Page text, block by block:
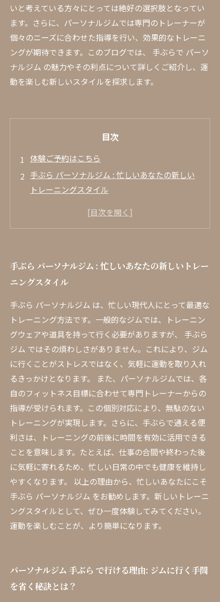
いと考えている方々にとっては絶好の選択肢となってい
ます。さらに、パーソナルジムでは専門のトレーナーが
個々のニーズに合わせた指導を行い、効果的なトレーニ
ングが期待できます。このブログでは、 手ぶらで パーソ
ナルジム の魅力やその利点について詳しくご紹介し、運
動を楽しむ新しいスタイルを探求します。
目次
体験ご予約はこちら
手ぶら パーソナルジム : 忙しいあなたの新しい
トレーニングスタイル
パーソナルジム 手ぶら で行ける理由: ジムに行
く手間を省く秘訣とは？
専門トレーナーとの出会い: あなたにぴったりの
指導スタイル
運動を始める第一歩: 手ぶらで通えるジムが成功
の鍵
フィットネスの楽しみを再発見: 手ぶらで気軽に
体験！
手ぶらでパーソナルジムを楽しむ理由とその結
果
手ぶら パーソナルジム : 忙しいあなたの新しいトレー
ニングスタイル
手ぶら パーソナルジム は、忙しい現代人にとって最適な
トレーニング方法です。一般的なジムでは、トレーニン
グウェアや道具を持って行く必要がありますが、 手ぶら
ジム ではその煩わしさがありません。これにより、ジム
に行くことがストレスではなく、気軽に運動を取り入れ
るきっかけとなります。 また、パーソナルジムでは、各
自のフィットネス目標に合わせて専門トレーナーからの
指導が受けられます。この個別対応により、無駄のない
トレーニングが実現します。さらに、手ぶらで通える便
利さは、トレーニングの前後に時間を有効に活用できる
ことを意味します。たとえば、仕事の合間や終わった後
に気軽に寄れるため、忙しい日常の中でも健康を維持し
やすくなります。 以上の理由から、忙しいあなたにこそ
手ぶら パーソナルジム をお勧めします。新しいトレーニ
ングスタイルとして、ぜひ一度体験してみてください。
運動を楽しむことが、より簡単になります。
パーソナルジム 手ぶら で行ける理由: ジムに行く手間
を省く秘訣とは？